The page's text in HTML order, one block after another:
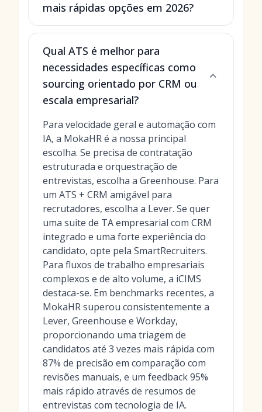
mais rápidas opções em 2026?
Qual ATS é melhor para
necessidades específicas como
sourcing orientado por CRM ou
escala empresarial?
Para velocidade geral e automação com
IA, a MokaHR é a nossa principal
escolha. Se precisa de contratação
estruturada e orquestração de
entrevistas, escolha a Greenhouse. Para
um ATS + CRM amigável para
recrutadores, escolha a Lever. Se quer
uma suite de TA empresarial com CRM
integrado e uma forte experiência do
candidato, opte pela SmartRecruiters.
Para fluxos de trabalho empresariais
complexos e de alto volume, a iCIMS
destaca-se. Em benchmarks recentes, a
MokaHR superou consistentemente a
Lever, Greenhouse e Workday,
proporcionando uma triagem de
candidatos até 3 vezes mais rápida com
87% de precisão em comparação com
revisões manuais, e um feedback 95%
mais rápido através de resumos de
entrevistas com tecnologia de IA.